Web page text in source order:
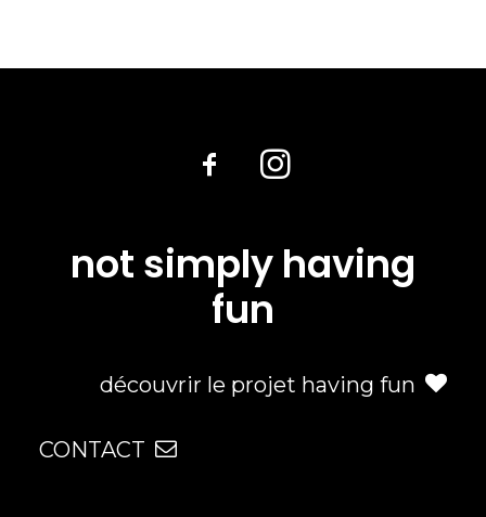
not simply having
fun
découvrir le projet having fun
CONTACT